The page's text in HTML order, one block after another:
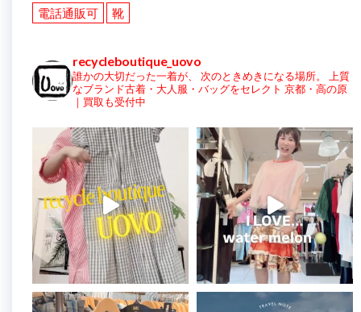
電話通販可
靴
recycleboutique_uovo
誰かの大切だった一着が、 次のときめきになる場所。
上質
なブランド古着・大人服・バッグをセレクト 京都・高の原
｜買取も受付中